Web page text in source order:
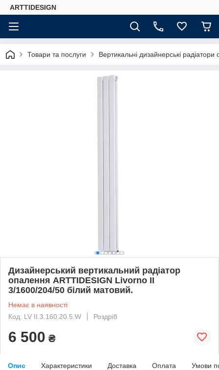
ARTTIDESIGN
Товари та послуги Вертикальні дизайнерські
Дизайнерський вертикальний радіатор
опалення ARTTIDESIGN Livorno II
3/1600/204/50 білий матовий.
Немає в наявності
Код: LV II.3.160.20.5.W
Роздріб
6 500 ₴
Опис Характеристики Доставка Оплата Умови